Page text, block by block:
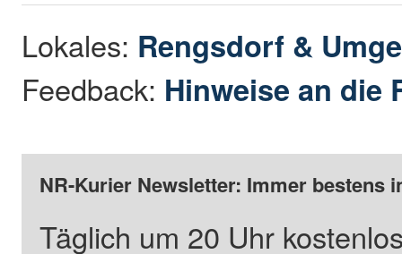
Lokales: Rengsdorf &
Feedback: Hinweise an die
NR-Kurier Newsletter: Immer bestens
Täglich um 20 Uhr